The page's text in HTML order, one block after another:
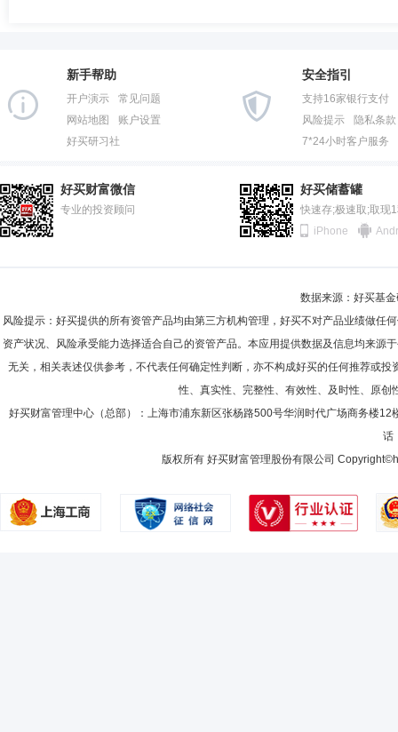
新手帮助
开户演示
常见问题
网站地图
账户设置
好买研习社
安全指引
支持16家银行支付
风险提示
隐私条款
7*24小时客户服务
好买财富微信
专业的投资顾问
好买储蓄罐
快速存;极速取;取现
iPhone
数据来源：好买基
风险提示：好买提供的所有资管产品均由第三方机构管理，好买不对产品业绩做
资产状况、风险承受能力选择适合自己的资管产品。本应用提供数据及信息均来
无关，相关表述仅供参考，不代表任何确定性判断，亦不构成好买的任何推荐或
性、真实性、完整性、有效性、及时性、原
好买财富管理中心（总部）：上海市浦东新区张杨路500号华润时代广场商务楼12
话
版权所有 好买财富管理股份有限公司